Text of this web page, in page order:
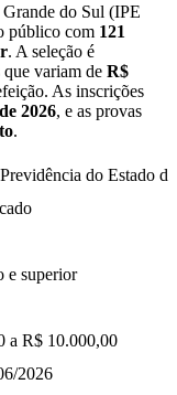
do Sul (IPE
público com 121
. A seleção é
que variam de R$
As inscrições
2026, e as provas
.
do Estado
e superior
a R$ 10.000,00
2026